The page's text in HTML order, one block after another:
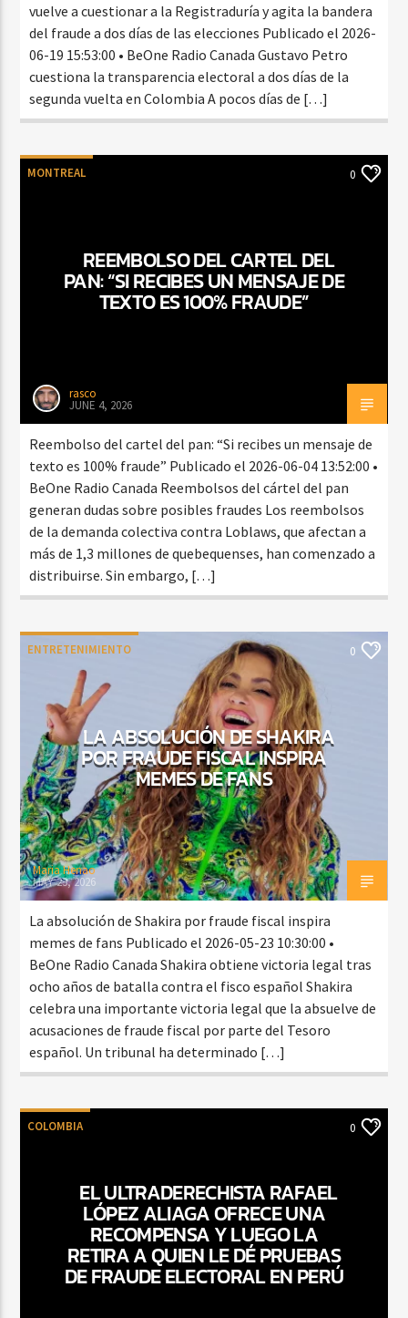
vuelve a cuestionar a la Registraduría y agita la bandera
del fraude a dos días de las elecciones Publicado el 2026-
06-19 15:53:00 • BeOne Radio Canada Gustavo Petro
cuestiona la transparencia electoral a dos días de la
segunda vuelta en Colombia A pocos días de […]
MONTREAL 0
REEMBOLSO DEL CARTEL DEL
PAN: “SI RECIBES UN MENSAJE DE
TEXTO ES 100% FRAUDE”
rasco
JUNE 4, 2026
Reembolso del cartel del pan: “Si recibes un mensaje de
texto es 100% fraude” Publicado el 2026-06-04 13:52:00 •
BeOne Radio Canada Reembolsos del cártel del pan
generan dudas sobre posibles fraudes Los reembolsos
de la demanda colectiva contra Loblaws, que afectan a
más de 1,3 millones de quebequenses, han comenzado a
distribuirse. Sin embargo, […]
ENTRETENIMIENTO 0
LA ABSOLUCIÓN DE SHAKIRA
POR FRAUDE FISCAL INSPIRA
MEMES DE FANS
Maria Henao
MAY 23, 2026
La absolución de Shakira por fraude fiscal inspira
memes de fans Publicado el 2026-05-23 10:30:00 •
BeOne Radio Canada Shakira obtiene victoria legal tras
ocho años de batalla contra el fisco español Shakira
celebra una importante victoria legal que la absuelve de
acusaciones de fraude fiscal por parte del Tesoro
español. Un tribunal ha determinado […]
COLOMBIA 0
EL ULTRADERECHISTA RAFAEL
LÓPEZ ALIAGA OFRECE UNA
RECOMPENSA Y LUEGO LA
RETIRA A QUIEN LE DÉ PRUEBAS
DE FRAUDE ELECTORAL EN PERÚ